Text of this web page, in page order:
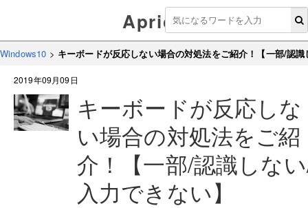
Aprico
Windows10 > キーボードが反応しない場合の対処法をご紹介！【一部/認
2019年09月09日
キーボードが反応しな
い場合の対処法をご紹
介！【一部/認識しな
入力できない】